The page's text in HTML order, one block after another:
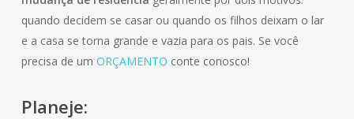
quando decidem se casar ou quando os filhos deixam o lar
e a casa se torna grande e vazia para os pais. Se você
precisa de um ORÇAMENTO conte conosco!
Planeje: